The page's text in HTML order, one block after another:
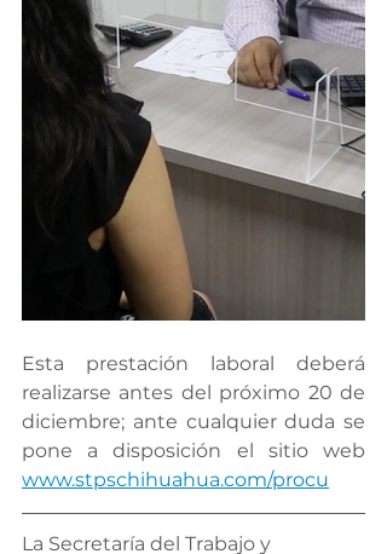
Esta prestación laboral deberá
realizarse antes del próximo 20 de
diciembre; ante cualquier duda se
www.stpschihuahua.com/procu
La Secretaría del Trabajo y